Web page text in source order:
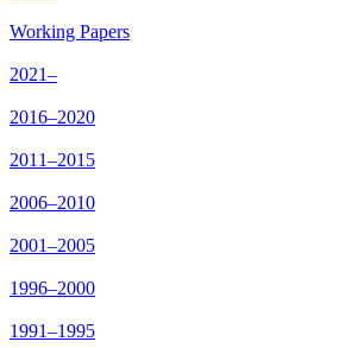
Working Papers
2021–
2016–2020
2011–2015
2006–2010
2001–2005
1996–2000
1991–1995